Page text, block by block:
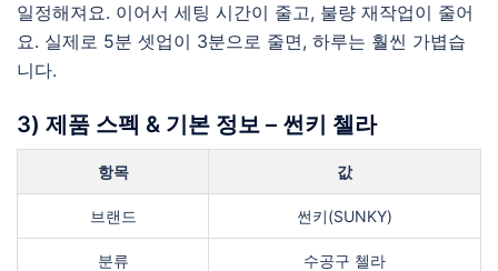
일정해져요. 이어서 세팅 시간이 줄고, 불량 재작업이 줄어
요. 실제로 5분 셋업이 3분으로 줄면, 하루는 훨씬 가볍습
니다.
3) 제품 스펙 & 기본 정보 – 썬키 첼라
항목 값
브랜드 썬키(SUNKY)
분류 수공구 첼라